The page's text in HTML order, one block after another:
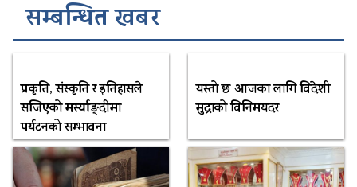
सम्बन्धित खबर
प्रकृति, संस्कृति र इतिहासले
सजिएको मर्स्याङ्दीमा
पर्यटनको सम्भावना
यस्तो छ आजका लागि विदेशी
मुद्राको विनिमयदर